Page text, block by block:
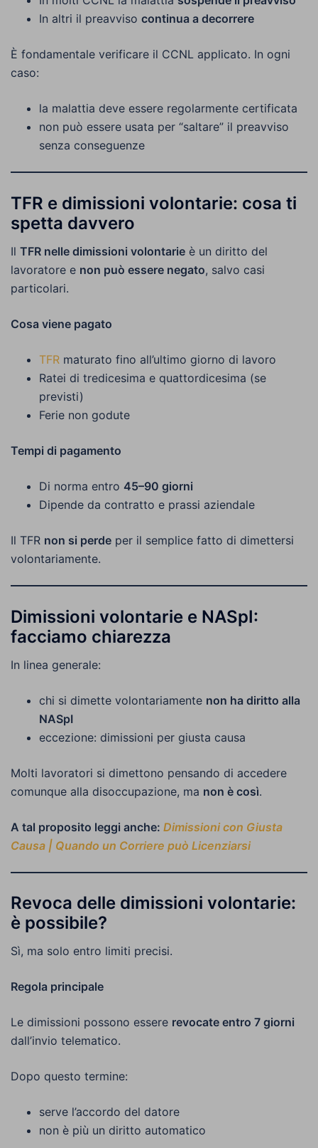
In altri il preavviso continua a decorrere
È fondamentale verificare il CCNL applicato. In ogni
caso:
la malattia deve essere regolarmente certificata
non può essere usata per “saltare” il preavviso
senza conseguenze
TFR e dimissioni volontarie: cosa ti
spetta davvero
Il TFR nelle dimissioni volontarie è un diritto del
lavoratore e non può essere negato, salvo casi
particolari.
Cosa viene pagato
TFR maturato fino all’ultimo giorno di lavoro
Ratei di tredicesima e quattordicesima (se
previsti)
Ferie non godute
Tempi di pagamento
Di norma entro 45–90 giorni
Dipende da contratto e prassi aziendale
Il TFR non si perde per il semplice fatto di dimettersi
volontariamente.
Dimissioni volontarie e NASpI:
facciamo chiarezza
In linea generale:
chi si dimette volontariamente non ha diritto alla
NASpI
eccezione: dimissioni per giusta causa
Molti lavoratori si dimettono pensando di accedere
comunque alla disoccupazione, ma non è così.
A tal proposito leggi anche: Dimissioni con Giusta
Causa | Quando un Corriere può Licenziarsi
Revoca delle dimissioni volontarie:
è possibile?
Sì, ma solo entro limiti precisi.
Regola principale
Le dimissioni possono essere revocate entro 7 giorni
dall’invio telematico.
Dopo questo termine:
serve l’accordo del datore
non è più un diritto automatico